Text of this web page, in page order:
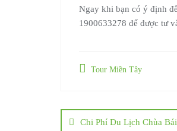
Ngay khi bạn có ý định
1900633278 để được tư
Tour Miền Tây
Chi Phí Du Lịch Chùa